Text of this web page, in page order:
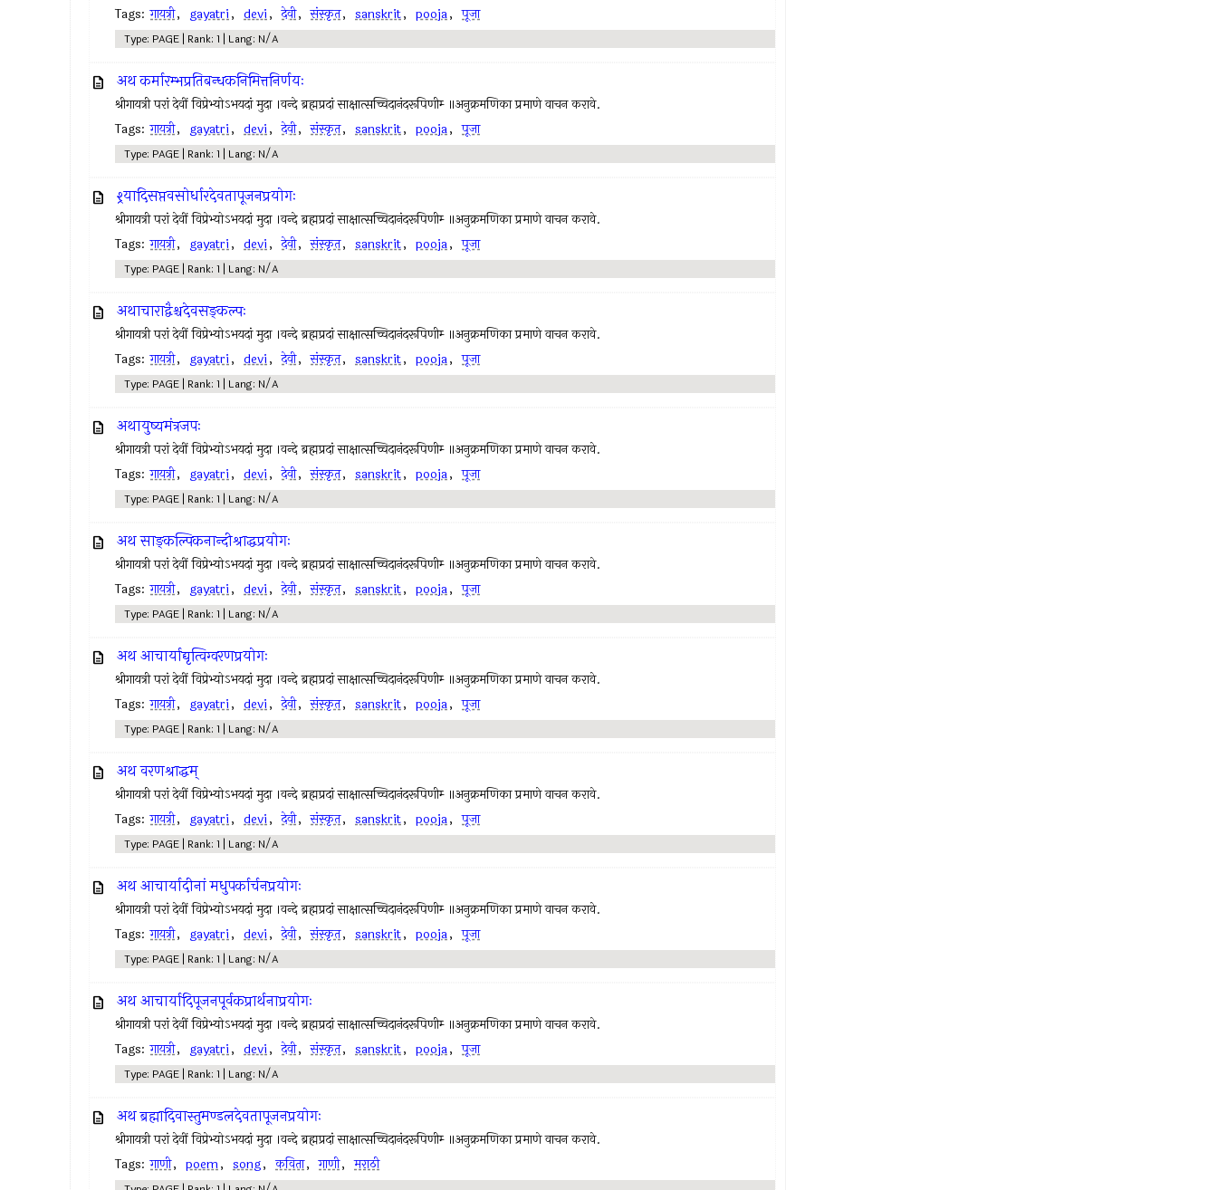
Tags: गायत्री, gayatri, devi, देवी, संस्कृत, sanskrit, pooja, पूजा
Type: PAGE | Rank: 1 | Lang: N/A
अथ कर्मारम्भप्रतिबन्धकनिमित्तनिर्णयः
श्रीगायत्री परां देवीं विप्रेभ्योऽभयदां मुदा ।वन्दे ब्रह्मप्रदां साक्षात्सच्चिदानंदरूपिणीम्‍ ॥अनुक्रमणिका प्रमाणे वाचन करावे.
Tags: गायत्री, gayatri, devi, देवी, संस्कृत, sanskrit, pooja, पूजा
Type: PAGE | Rank: 1 | Lang: N/A
श्र्यादिसप्तवसोर्धारदेवतापूजनप्रयोगः
श्रीगायत्री परां देवीं विप्रेभ्योऽभयदां मुदा ।वन्दे ब्रह्मप्रदां साक्षात्सच्चिदानंदरूपिणीम्‍ ॥अनुक्रमणिका प्रमाणे वाचन करावे.
Tags: गायत्री, gayatri, devi, देवी, संस्कृत, sanskrit, pooja, पूजा
Type: PAGE | Rank: 1 | Lang: N/A
अथाचाराद्वैश्चदेवसङ्कल्पः
श्रीगायत्री परां देवीं विप्रेभ्योऽभयदां मुदा ।वन्दे ब्रह्मप्रदां साक्षात्सच्चिदानंदरूपिणीम्‍ ॥अनुक्रमणिका प्रमाणे वाचन करावे.
Tags: गायत्री, gayatri, devi, देवी, संस्कृत, sanskrit, pooja, पूजा
Type: PAGE | Rank: 1 | Lang: N/A
अथायुष्यमंत्रजपः
श्रीगायत्री परां देवीं विप्रेभ्योऽभयदां मुदा ।वन्दे ब्रह्मप्रदां साक्षात्सच्चिदानंदरूपिणीम्‍ ॥अनुक्रमणिका प्रमाणे वाचन करावे.
Tags: गायत्री, gayatri, devi, देवी, संस्कृत, sanskrit, pooja, पूजा
Type: PAGE | Rank: 1 | Lang: N/A
अथ साङ्कल्पिकनान्दीश्राद्धप्रयोगः
श्रीगायत्री परां देवीं विप्रेभ्योऽभयदां मुदा ।वन्दे ब्रह्मप्रदां साक्षात्सच्चिदानंदरूपिणीम्‍ ॥अनुक्रमणिका प्रमाणे वाचन करावे.
Tags: गायत्री, gayatri, devi, देवी, संस्कृत, sanskrit, pooja, पूजा
Type: PAGE | Rank: 1 | Lang: N/A
अथ आचार्याद्यृत्विग्वरणप्रयोगः
श्रीगायत्री परां देवीं विप्रेभ्योऽभयदां मुदा ।वन्दे ब्रह्मप्रदां साक्षात्सच्चिदानंदरूपिणीम्‍ ॥अनुक्रमणिका प्रमाणे वाचन करावे.
Tags: गायत्री, gayatri, devi, देवी, संस्कृत, sanskrit, pooja, पूजा
Type: PAGE | Rank: 1 | Lang: N/A
अथ वरणश्राद्धम्
श्रीगायत्री परां देवीं विप्रेभ्योऽभयदां मुदा ।वन्दे ब्रह्मप्रदां साक्षात्सच्चिदानंदरूपिणीम्‍ ॥अनुक्रमणिका प्रमाणे वाचन करावे.
Tags: गायत्री, gayatri, devi, देवी, संस्कृत, sanskrit, pooja, पूजा
Type: PAGE | Rank: 1 | Lang: N/A
अथ आचार्यादीनां मधुपर्कार्चनप्रयोगः
श्रीगायत्री परां देवीं विप्रेभ्योऽभयदां मुदा ।वन्दे ब्रह्मप्रदां साक्षात्सच्चिदानंदरूपिणीम्‍ ॥अनुक्रमणिका प्रमाणे वाचन करावे.
Tags: गायत्री, gayatri, devi, देवी, संस्कृत, sanskrit, pooja, पूजा
Type: PAGE | Rank: 1 | Lang: N/A
अथ आचार्यादिपूजनपूर्वकप्रार्थनाप्रयोगः
श्रीगायत्री परां देवीं विप्रेभ्योऽभयदां मुदा ।वन्दे ब्रह्मप्रदां साक्षात्सच्चिदानंदरूपिणीम्‍ ॥अनुक्रमणिका प्रमाणे वाचन करावे.
Tags: गायत्री, gayatri, devi, देवी, संस्कृत, sanskrit, pooja, पूजा
Type: PAGE | Rank: 1 | Lang: N/A
अथ ब्रह्मादिवास्तुमण्डलदेवतापूजनप्रयोगः
श्रीगायत्री परां देवीं विप्रेभ्योऽभयदां मुदा ।वन्दे ब्रह्मप्रदां साक्षात्सच्चिदानंदरूपिणीम्‍ ॥अनुक्रमणिका प्रमाणे वाचन करावे.
Tags: गाणी, poem, song, कविता, गाणी, मराठी